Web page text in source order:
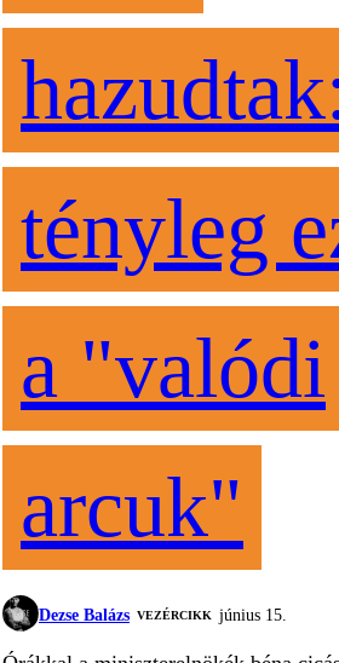
tényleg
a "valódi
arcuk"
Dezse Balázs VEZÉRCIKK június 15.